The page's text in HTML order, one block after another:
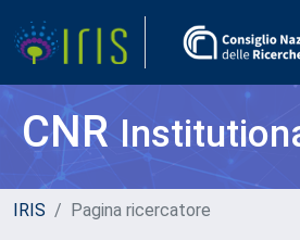
CNR
IRIS Pagina ricercatore